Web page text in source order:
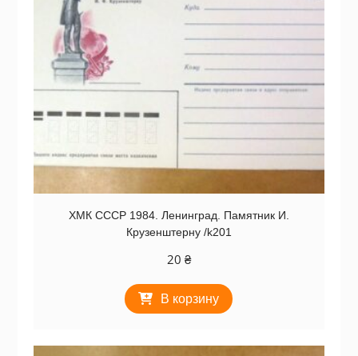
ХМК СССР 1984. Ленинград. Памятник И.
Крузенштерну /k201
20 ₴
В корзину